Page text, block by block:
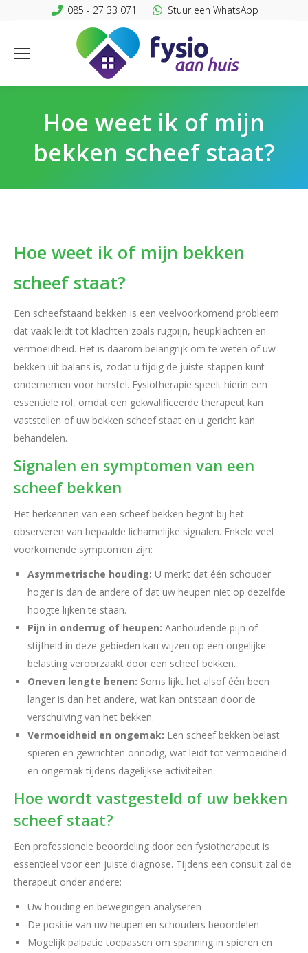
085 - 27 33 071 Stuur een WhatsApp
Hoe weet ik of mijn
bekken scheef staat?
Hoe weet ik of mijn bekken
scheef staat?
Een scheefstaand bekken is een veelvoorkomend probleem
dat vaak leidt tot klachten zoals rugpijn, heupklachten en
vermoeidheid. Het is daarom belangrijk om te weten of uw
bekken uit balans is, zodat u tijdig de juiste stappen kunt
ondernemen voor herstel. Fysiotherapie speelt hierin een
essentiële rol, omdat een gekwalificeerde therapeut kan
vaststellen of uw bekken scheef staat en u gericht kan
behandelen.
Signalen en symptomen van een
scheef bekken
Het herkennen van een scheef bekken begint bij het
observeren van bepaalde lichamelijke signalen. Enkele veel
voorkomende symptomen zijn:
Asymmetrische houding: U merkt dat één schouder
hoger is dan de andere of dat uw heupen niet op dezelfde
hoogte lijken te staan.
Pijn in onderrug of heupen: Aanhoudende pijn of
stijfheid in deze gebieden kan wijzen op een ongelijke
belasting veroorzaakt door een scheef bekken.
Oneven lengte benen: Soms lijkt het alsof één been
langer is dan het andere, wat kan ontstaan door de
verschuiving van het bekken.
Vermoeidheid en ongemak: Een scheef bekken belast
spieren en gewrichten onnodig, wat leidt tot vermoeidheid
en ongemak tijdens dagelijkse activiteiten.
Hoe wordt vastgesteld of uw bekken
scheef staat?
Een professionele beoordeling door een fysiotherapeut is
essentieel voor een juiste diagnose. Tijdens een consult zal de
therapeut onder andere:
Uw houding en bewegingen analyseren
De positie van uw heupen en schouders beoordelen
Mogelijk palpatie toepassen om spanning in spieren en